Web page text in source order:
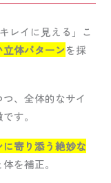
レイに見える」こ
体パターンを採
、全体的なサイ
す。
寄り添う絶妙な
を補正。